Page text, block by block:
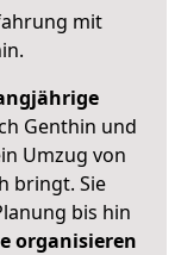
mit
.
Genthin und
Umzug von
bringt. Sie
bis hin
organisieren